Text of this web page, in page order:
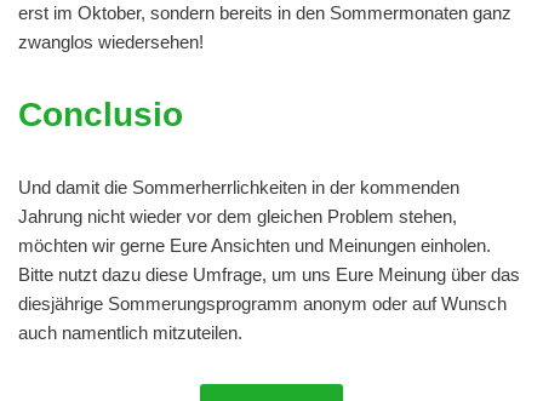
erst im Oktober, sondern bereits in den Sommermonaten ganz
zwanglos wiedersehen!
Conclusio
Und damit die Sommerherrlichkeiten in der kommenden
Jahrung nicht wieder vor dem gleichen Problem stehen,
möchten wir gerne Eure Ansichten und Meinungen einholen.
Bitte nutzt dazu diese Umfrage, um uns Eure Meinung über das
diesjährige Sommerungsprogramm anonym oder auf Wunsch
auch namentlich mitzuteilen.